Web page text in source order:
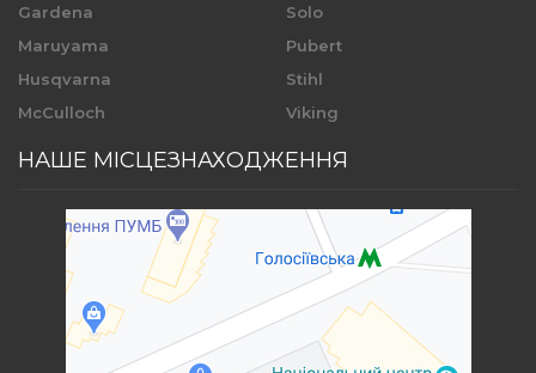
Gardena
Maruyama
Husqvarna
McCulloch
Solo
Pubert
Stihl
Viking
НАШЕ МІСЦЕЗНАХОДЖЕННЯ